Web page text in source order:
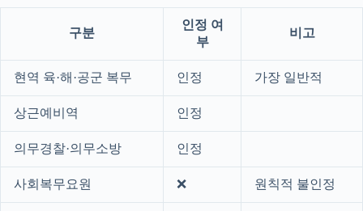
구분
인정 여
부
비고
현역 육·해·공군 복무 인정 가장 일반적
상근예비역 인정
의무경찰·의무소방 인정
사회복무요원 ❌ 원칙적 불인정